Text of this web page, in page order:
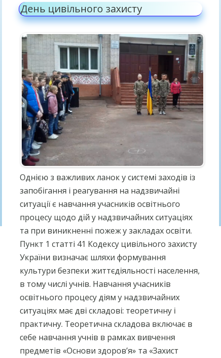
День цивільного захисту
Однією з важливих ланок у системі заходів із
запобігання і реагування на надзвичайні
ситуації є навчання учасників освітнього
процесу щодо дій у надзвичайних ситуаціях
та при виникненні пожеж у закладах освіти.
Пункт 1 статті 41 Кодексу цивільного захисту
України визначає шляхи формування
культури безпеки життєдіяльності населення,
в тому числі учнів. Навчання учасників
освітнього процесу діям у надзвичайних
ситуаціях має дві складові: теоретичну і
практичну. Теоретична складова включає в
себе навчання учнів в рамках вивчення
предметів «Основи здоров’я» та «Захист